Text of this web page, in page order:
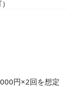
円×2回を想定